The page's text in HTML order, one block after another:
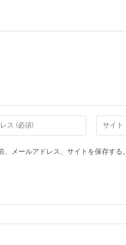
メールアドレス、サイトを保存する。